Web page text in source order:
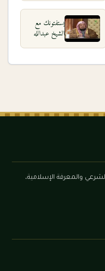
٢٧_١_١٤٤٠
يستفتونك مع
الشيخ عبدالله
والمعرفة الإسلامية،